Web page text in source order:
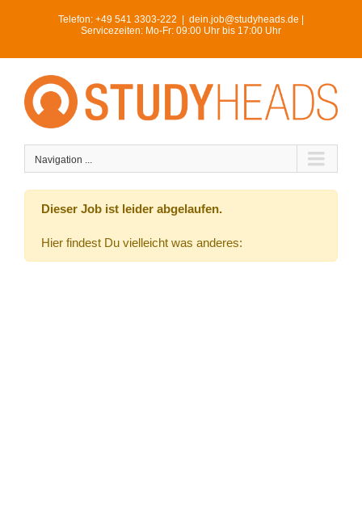
Telefon: +49 541 3303-222
dein.job@studyheads.de |
Servicezeiten: Mo-Fr: 09:00 Uhr bis 17:00 Uhr
Navigation ...
Dieser Job ist leider abgelaufen.
Hier findest Du vielleicht was anderes: